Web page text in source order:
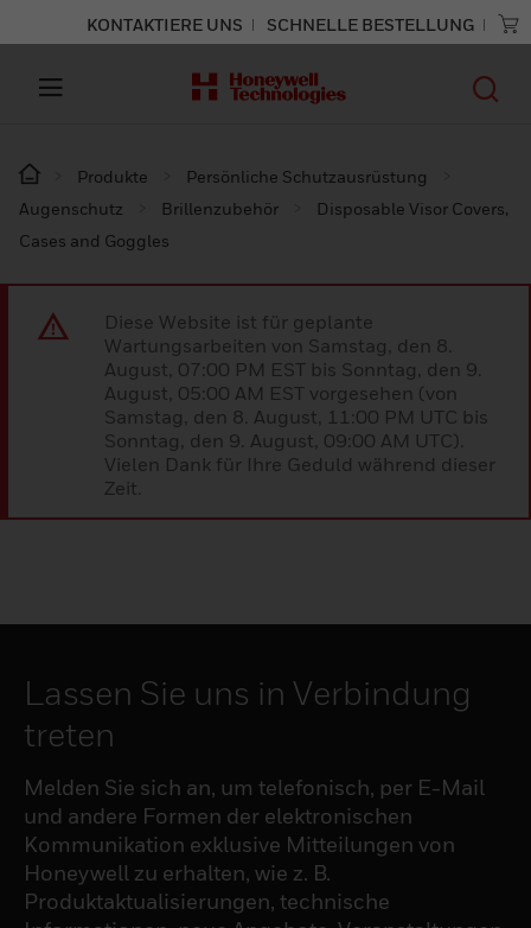
KONTAKTIERE UNS SCHNELLE BESTELLUNG
Produkte
Persönliche Schutzausrüstung
Augenschutz
Brillenzubehör
Disposable Visor Covers,
Cases and Goggles
Diese Website ist für geplante
Wartungsarbeiten von Samstag, den 8.
August, 07:00 PM EST bis Sonntag, den 9.
August, 05:00 AM EST vorgesehen (von
Samstag, den 8. August, 11:00 PM UTC bis
Sonntag, den 9. August, 09:00 AM UTC).
Vielen Dank für Ihre Geduld während dieser
Zeit.
Lassen Sie uns in Verbindung
treten
Melden Sie sich an, um telefonisch, per E-Mail
und andere Formen der elektronischen
Kommunikation exklusive Mitteilungen von
Honeywell zu erhalten, wie z. B.
Produktaktualisierungen, technische